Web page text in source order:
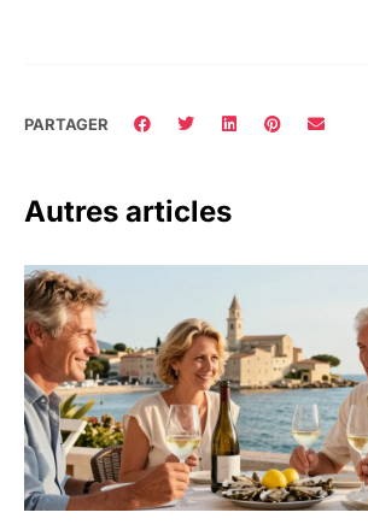
PARTAGER
Autres articles